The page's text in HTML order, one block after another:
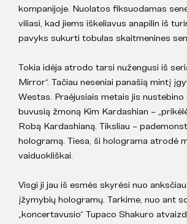
kompanijoje. Nuolatos fiksuodamas
viliasi, kad jiems iškeliavus anapilin iš
pavyks sukurti tobulas skaitmenines
Tokia idėja atrodo tarsi nužengusi iš
Mirror“. Tačiau neseniai panašią mintį
Westas. Praėjusiais metais jis
buvusią žmoną Kim Kardashian –
Robą Kardashianą. Tiksliau –
hologramą. Tiesa, ši holograma atrodė
vaiduokliškai.
Visgi ji jau iš esmės skyrėsi nuo
įžymybių hologramų. Tarkime, nuo ant
„koncertavusio“ Tupaco Shakuro